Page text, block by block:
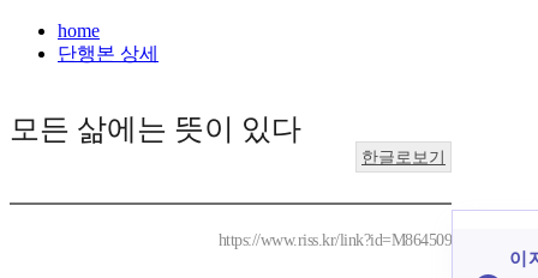
home
단행본 상세
모든 삶에는 뜻이 있다
한글로보기
https://www.riss.kr/link?id=M864509
이